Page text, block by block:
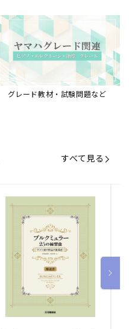
グレード教材・試験問題など
すべて見る